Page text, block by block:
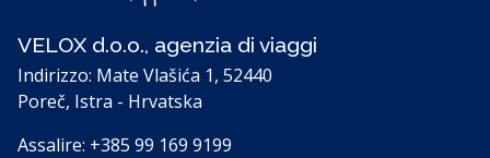
VELOX d.o.o., agenzia di viaggi
Indirizzo: Mate Vlašića 1, 52440
Poreč, Istra - Hrvatska
Assalire: +385 99 169 9199